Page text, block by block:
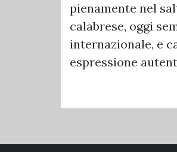
pienamente nel
calabrese, oggi
internazionale, e
espressione